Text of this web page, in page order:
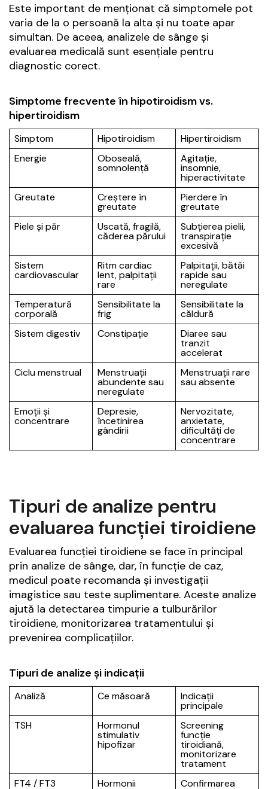
Este important de menționat că simptomele pot
varia de la o persoană la alta și nu toate apar
simultan. De aceea, analizele de sânge și
evaluarea medicală sunt esențiale pentru
diagnostic corect.
Simptome frecvente în hipotiroidism vs.
hipertiroidism
Simptom Hipotiroidism
Hipertiroidism
Energie
Oboseală,
somnolență
Agitație,
insomnie,
hiperactivitate
Greutate
Creștere în
greutate
Pierdere în
greutate
Piele și păr
Uscată, fragilă,
căderea părului
Subțierea pielii,
transpirație
excesivă
Sistem
cardiovascular
Ritm cardiac
lent, palpitații
rare
Palpitații, bătăi
rapide sau
neregulate
Temperatură
corporală
Sensibilitate la
frig
Sensibilitate la
căldură
Sistem digestiv
Constipație Diaree sau
tranzit
accelerat
Ciclu menstrual
Menstruații
abundente sau
neregulate
Menstruații rare
sau absente
Emoții și
concentrare
Depresie,
încetinirea
gândirii
Nervozitate,
anxietate,
dificultăți de
concentrare
Tipuri de analize pentru
evaluarea funcției tiroidiene
Evaluarea funcției tiroidiene se face în principal
prin analize de sânge, dar, în funcție de caz,
medicul poate recomanda și investigații
imagistice sau teste suplimentare. Aceste analize
ajută la detectarea timpurie a tulburărilor
tiroidiene, monitorizarea tratamentului și
prevenirea complicațiilor.
Tipuri de analize și indicații
Analiză Ce măsoară Indicații
principale
TSH
Hormonul
stimulativ
hipofizar
Screening
funcție
tiroidiană,
monitorizare
tratament
FT4 / FT3
Hormonii Confirmarea